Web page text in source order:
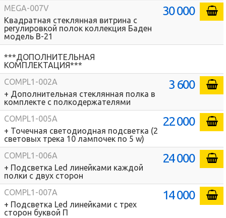
MEGA-007V
Квадратная стеклянная витрина с
регулировкой полок коллекция Баден
модель В-21
30 000
***ДОПОЛНИТЕЛЬНАЯ
КОМПЛЕКТАЦИЯ***
COMPL1-002A
+ Дополнительная стеклянная полка в
комплекте с полкодержателями
3 600
COMPL1-005A
+ Точечная светодиодная подсветка (2
световых трека 10 лампочек по 5 w)
22 000
COMPL1-006A
+ Подсветка Led линейками каждой
полки с двух сторон
24 000
COMPL1-007A
+ Подсветка Led линейками с трех
сторон буквой П
14 000